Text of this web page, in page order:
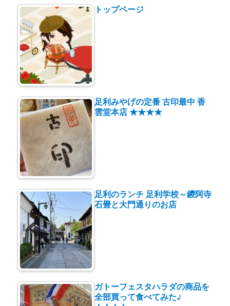
トップページ
足利みやげの定番 古印最中 香
雲堂本店 ★★★★
足利のランチ 足利学校～鑁阿寺
石畳と大門通りのお店
ガトーフェスタハラダの商品を
全部買って食べてみた♪